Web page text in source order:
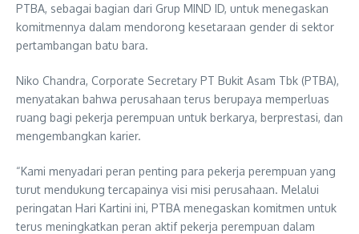
PTBA, sebagai bagian dari Grup MIND ID, untuk menegaskan
komitmennya dalam mendorong kesetaraan gender di sektor
pertambangan batu bara.
Niko Chandra, Corporate Secretary PT Bukit Asam Tbk (PTBA),
menyatakan bahwa perusahaan terus berupaya memperluas
ruang bagi pekerja perempuan untuk berkarya, berprestasi, dan
mengembangkan karier.
“Kami menyadari peran penting para pekerja perempuan yang
turut mendukung tercapainya visi misi perusahaan. Melalui
peringatan Hari Kartini ini, PTBA menegaskan komitmen untuk
terus meningkatkan peran aktif pekerja perempuan dalam